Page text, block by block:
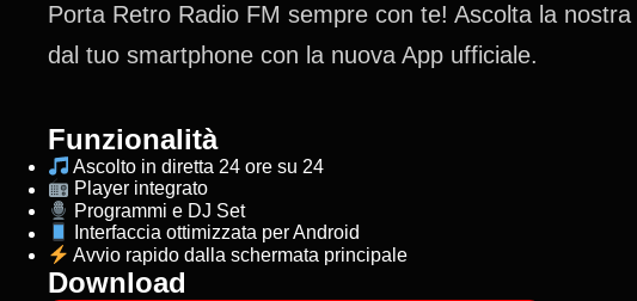
Porta Retro Radio FM sempre con te! Ascolta la
dal tuo smartphone con la nuova App ufficiale.
Funzionalità
Ascolto in diretta 24 ore su 24
Player integrato
Programmi e DJ Set
Interfaccia ottimizzata per Android
Avvio rapido dalla schermata principale
Download